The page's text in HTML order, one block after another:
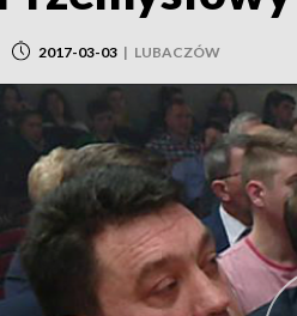
2017-03-03 | LUBACZÓW